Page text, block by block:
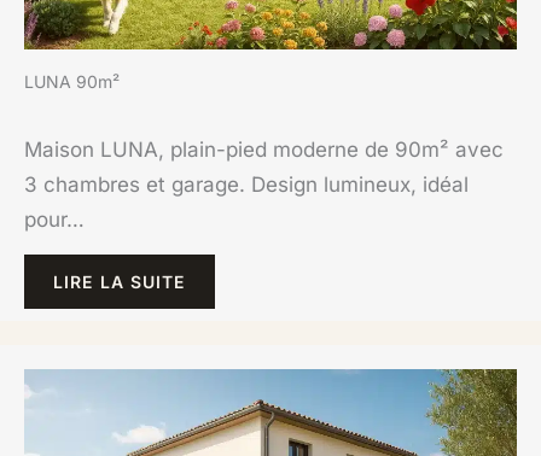
LUNA 90m²
Maison LUNA, plain-pied moderne de 90m² avec
3 chambres et garage. Design lumineux, idéal
pour…
LIRE LA SUITE